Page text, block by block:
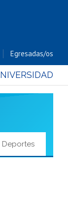
Egresadas/os
Deportes